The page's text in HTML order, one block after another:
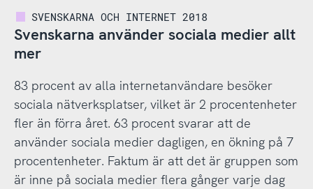
SVENSKARNA OCH INTERNET 2018
Svenskarna använder sociala medier allt
mer
83 procent av alla internetanvändare besöker
sociala nätverksplatser, vilket är 2 procentenheter
fler än förra året. 63 procent svarar att de
använder sociala medier dagligen, en ökning på 7
procentenheter. Faktum är att det är gruppen som
är inne på sociala medier flera gånger varje dag